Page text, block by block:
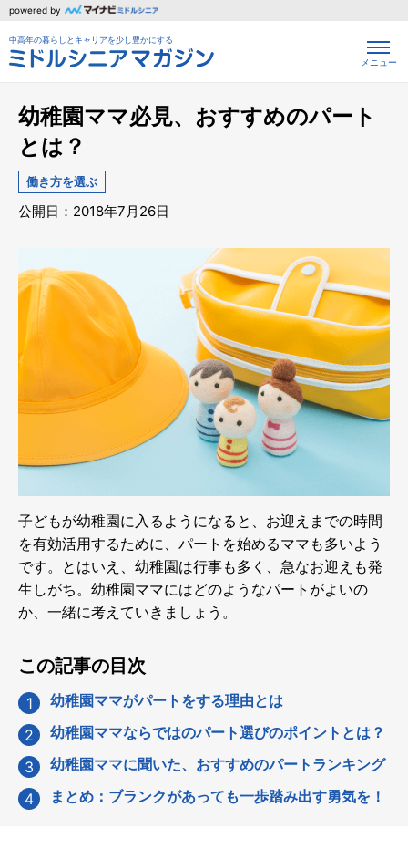
powered by
中高年の暮らしとキャリアを少し豊かにする
メニュー
幼稚園ママ必見、おすすめのパート
とは？
働き方を選ぶ
公開日：2018年7月26日
子どもが幼稚園に入るようになると、お迎えまでの時間
を有効活用するために、パートを始めるママも多いよう
です。とはいえ、幼稚園は行事も多く、急なお迎えも発
生しがち。幼稚園ママにはどのようなパートがよいの
か、一緒に考えていきましょう。
この記事の目次
幼稚園ママがパートをする理由とは
幼稚園ママならではのパート選びのポイントとは？
幼稚園ママに聞いた、おすすめのパートランキング
まとめ：ブランクがあっても一歩踏み出す勇気を！